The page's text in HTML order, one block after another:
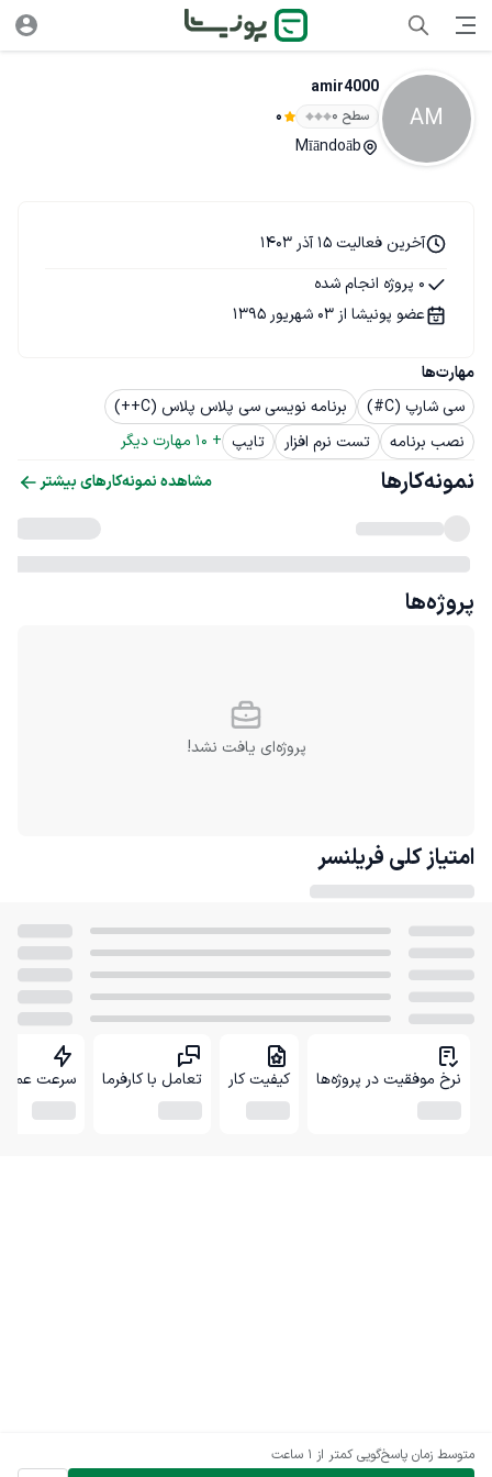
AM
amir4000
سطح ۰ 0
Mīāndoāb
متوسط زمان پاسخ‌گویی کمتر از 1 ساعت
مهارت‌ها
سی شارپ (C#)
برنامه نویسی سی پلاس پلاس (C++)
نصب برنامه
تست نرم افزار تایپ +
10 مهارت دیگر
آخرین فعالیت 15 آذر 1403
0 پروژه انجام شده
عضو پونیشا از 03 شهریور 1395
نمونه‌کارها مشاهده نمونه‌کارهای بیشتر
پروژه‌ها
پروژه‌ای یافت نشد!
امتیاز کلی فریلنسر
نرخ موفقیت در پروژه‌ها کیفیت کار تعامل با کارفرما سرعت عمل